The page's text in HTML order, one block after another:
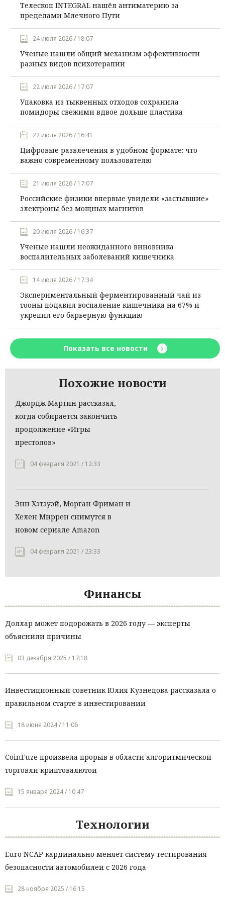
Телескоп INTEGRAL нашёл антиматерию за
пределами Млечного Пути
24 июля 2026 / 18:07
Ученые нашли общий механизм эффективности
разных видов психотерапии
22 июля 2026 / 17:07
Упаковка из тыквенных отходов сохранила
помидоры свежими вдвое дольше пластика
22 июля 2026 / 16:41
Цифровые развлечения в удобном формате: что
важно современному пользователю
21 июля 2026 / 17:07
Российские физики впервые увидели «застывшие»
электроны без мощных магнитов
20 июля 2026 / 16:37
Ученые нашли неожиданного виновника
воспалительных заболеваний кишечника
14 июля 2026 / 17:34
Экспериментальный ферментированный чай из
тооны подавил воспаление кишечника на 67% и
укрепил его барьерную функцию
Показать все новости
Похожие новости
Джордж Мартин рассказал,
когда собирается закончить
продолжение «Игры
престолов»
04 февраля 2021 / 12:33
Энн Хэтэуэй, Морган Фриман и
Хелен Миррен снимутся в
новом сериале Amazon
04 февраля 2021 / 23:33
Финансы
Доллар может подорожать в 2026 году — эксперты
объяснили причины
03 декабря 2025 / 17:18
Инвестиционный советник Юлия Кузнецова рассказала о
правильном старте в инвестировании
18 июня 2024 / 11:06
CoinFuze произвела прорыв в области алгоритмической
торговли криптовалютой
15 января 2024 / 10:47
Технологии
Euro NCAP кардинально меняет систему тестирования
безопасности автомобилей с 2026 года
28 ноября 2025 / 16:15